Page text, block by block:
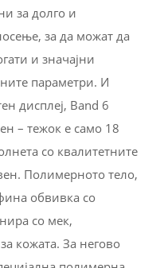
за долго и
за да можат да
и значајни
параметри. И
дисплеј, Band 6
– тежок е само 18
со квалитетните
Полимерното тело,
обвивка со
со мек,
кожата. За негово